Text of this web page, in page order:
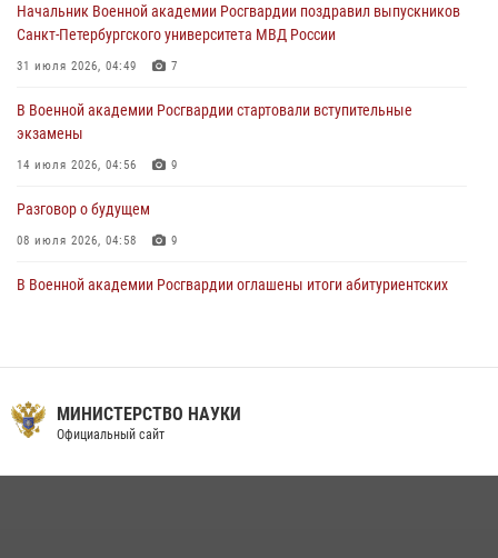
108 лет со дня образования подразделений связи войск
Начальник Военной академии Росгвардии поздравил выпускников
Санкт-Петербургского университета МВД России
31 июля 2026, 04:49 7
В Военной академии Росгвардии стартовали вступительные
экзамены
14 июля 2026, 04:56 9
Разговор о будущем
08 июля 2026, 04:58 9
В Военной академии Росгвардии оглашены итоги абитуриентских
09 июля 2026, 11:58 9
МИНИСТЕРСТВО НАУКИ
Официальный сайт